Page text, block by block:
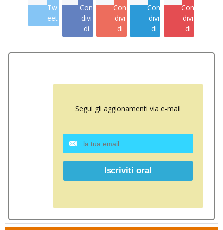
Tw
eet
Con
divi
di
Con
divi
di
Con
divi
di
Con
divi
di
Segui gli aggionamenti via e-mail